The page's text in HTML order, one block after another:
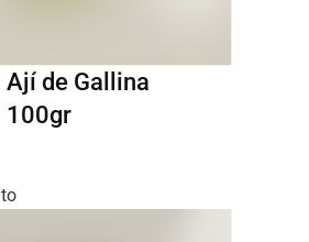
Ají de Gallina
100gr